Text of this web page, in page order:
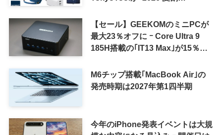
【セール】GEEKOMのミニPCが
最大23％オフに ｰ Core Ultra 9
185H搭載の｢IT13 Max｣が15％オ
M6チップ搭載｢MacBook Air｣の
発売時期は2027年第1四半期
今年のiPhone発表イベントは大規